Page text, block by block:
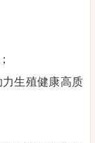
生殖健康高质